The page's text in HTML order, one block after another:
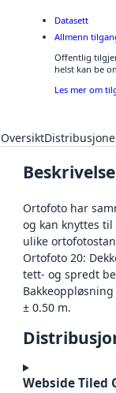
Datasett
Allmenn
Offentlig
helst kan be
Les mer om
Oversikt
Beskrivelse
Ortofoto har
og kan knyttes
ulike
Ortofoto 20:
tett- og spredt
± 0.50 m.
Webside Tiled